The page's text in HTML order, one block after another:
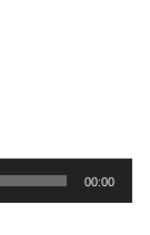
00:00